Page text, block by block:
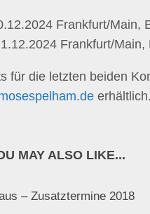
Frankfurt/Main,
Frankfurt/Main,
für die letzten beiden
erhältlich.
MAY ALSO LIKE...
– Zusatztermine 2018